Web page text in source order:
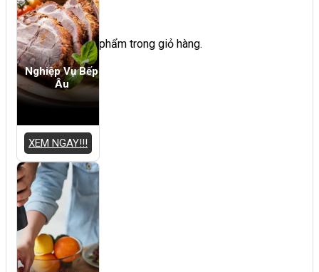
Giỏ hàng
Chưa có sản phẩm trong giỏ hàng.
Nghiệp Vụ Bếp
Âu
XEM NGAY!!!